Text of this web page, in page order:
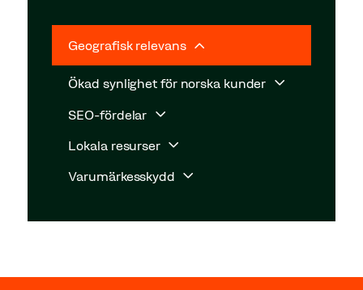
Geografisk relevans
Ökad synlighet för norska kunder
SEO-fördelar
Lokala resurser
Varumärkesskydd